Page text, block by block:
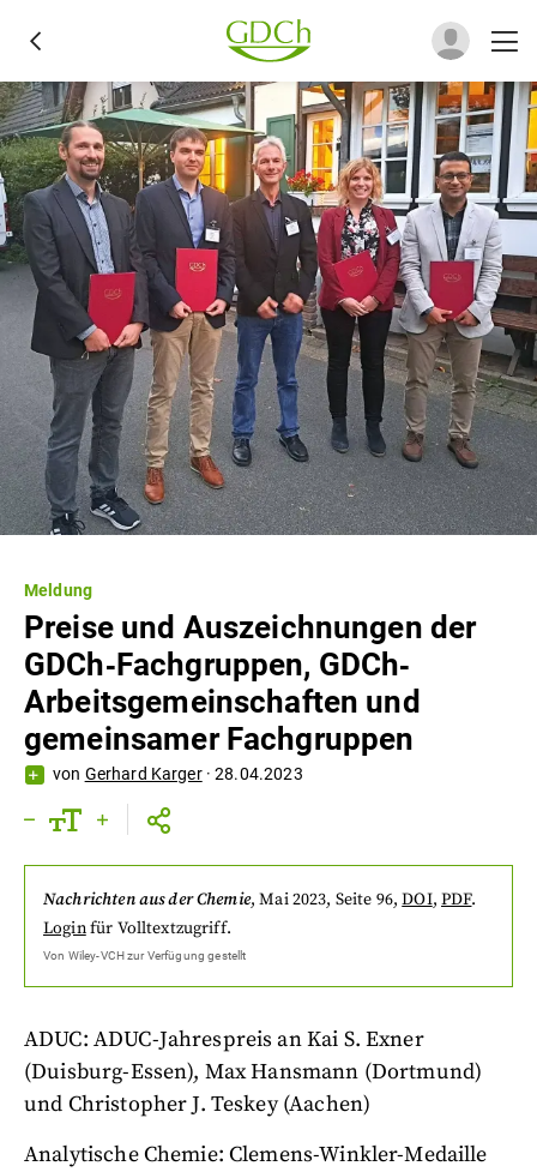
Meldung
Preise und Auszeichnungen der
GDCh‐Fachgruppen, GDCh‐
Arbeitsgemeinschaften und
gemeinsamer Fachgruppen
von Gerhard Karger·28.04.2023
Nachrichten aus der Chemie,Mai 2023, Seite 96,DOI,PDF.
Loginfür Volltextzugriff.
Von Wiley-VCH zur Verfügung gestellt
ADUC: ADUC-Jahrespreis an Kai S. Exner
(Duisburg-Essen), Max Hansmann (Dortmund)
und Christopher J. Teskey (Aachen)
Analytische Chemie: Clemens-Winkler-Medaille